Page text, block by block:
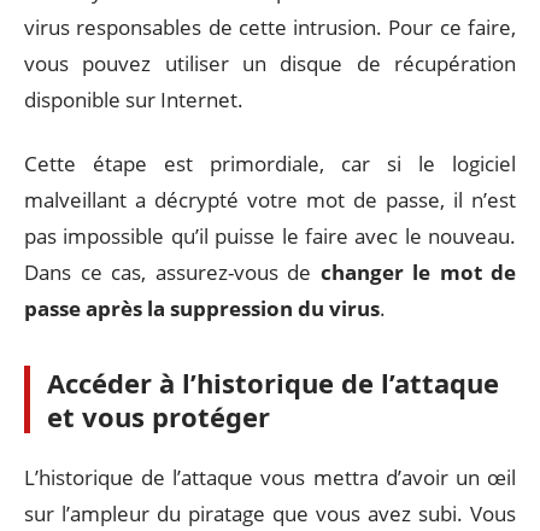
virus responsables de cette intrusion. Pour ce faire,
vous pouvez utiliser un disque de récupération
disponible sur Internet.
Cette étape est primordiale, car si le logiciel
malveillant a décrypté votre mot de passe, il n’est
pas impossible qu’il puisse le faire avec le nouveau.
Dans ce cas, assurez-vous de changer le mot de
passe après la suppression du virus.
Accéder à l’historique de l’attaque
et vous protéger
L’historique de l’attaque vous mettra d’avoir un œil
sur l’ampleur du piratage que vous avez subi. Vous